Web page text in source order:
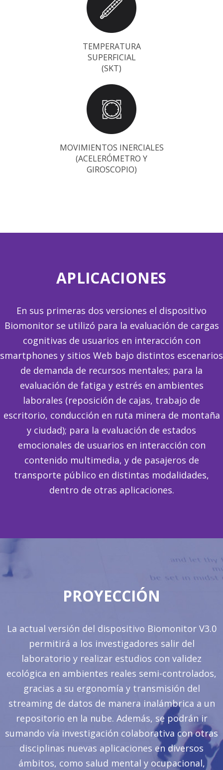
TEMPERATURA
SUPERFICIAL
(SKT)
MOVIMIENTOS INERCIALES
(ACELERÓMETRO Y
GIROSCOPIO)
APLICACIONES
En sus primeras dos versiones el dispositivo
Biomonitor se utilizó para la evaluación de cargas
cognitivas de usuarios en interacción con
smartphones y sitios Web bajo distintos escenarios
de demanda de recursos mentales; para la
evaluación de fatiga y estrés en ambientes
laborales (reposición de cajas, trabajo de
escritorio, conducción en ruta minera de montaña
y ciudad); para la evaluación de estados
emocionales de usuarios en interacción con
contenido multimedia, y de pasajeros de
transporte público en distintas modalidades,
dentro de otras aplicaciones.
PROYECCIÓN
La actual versión del dispositivo Biomonitor V3.0
permitirá a los investigadores salir del
laboratorio y realizar estudios con validez
ecológica en ambientes reales semi-controlados,
gracias a su ergonomía y transmisión del
streaming de datos de manera inalámbrica a un
repositorio en la nube. Además, se podrán ir
sumando vía investigación colaborativa con otras
disciplinas nuevas aplicaciones en diversos
ámbitos, como salud mental y ocupacional,